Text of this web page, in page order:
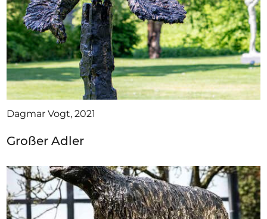
Dagmar Vogt, 2021
Großer Adler